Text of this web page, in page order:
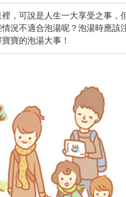
，可說是人生一大享受之事，
況不適合泡湯呢？泡湯時應該
寶的泡湯大事！